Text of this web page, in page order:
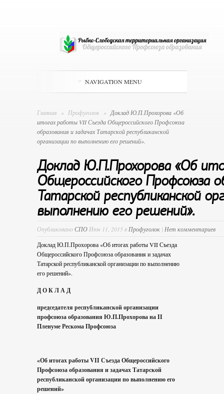
NAVIGATION MENU
Главная » Профуголок » Доклад Ю.П.Прохорова «Об
итогах работы VII Съезда Общероссийского Профсоюза
образования и задачах Татарской республиканской
организации по выполнению его решений».
Доклад Ю.П.Прохорова «Об
Общероссийского Профсоюза
Татарской республиканской
выполнению его решений».
ОпубликованоСПОИюн 11, 2015 вПрофуголок | Нет комментариев
Доклад Ю.П.Прохорова «Об итогах работы VII Съезда
Общероссийского Профсоюза образования и задачах
Татарской республиканской организации по выполнению
его решений».
Д О К Л А Д
председателя республиканской организации
профсоюза образования Ю.П.Прохорова наII
Пленуме Рескома Профсоюза
«Об итогах работыVIIСъезда Общероссийского
Профсоюза образования и задачах Татарской
республиканской организации по выполнению его
решений»